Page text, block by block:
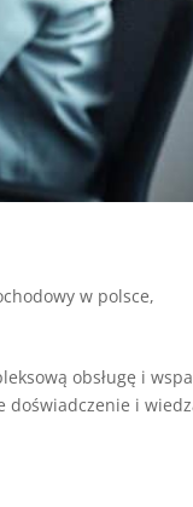
w polsce,
obsługę i
doświadczenie i